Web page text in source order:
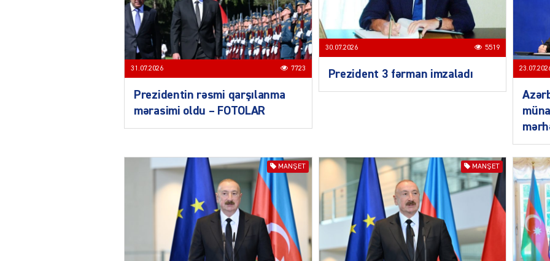
DÜNYA
31.07.2026 7723
Prezidentin rəsmi qarşılanma
mərasimi oldu – FOTOLAR
30.07.2026 5519
Prezident 3 fərman imzaladı
MANŞET MANŞET